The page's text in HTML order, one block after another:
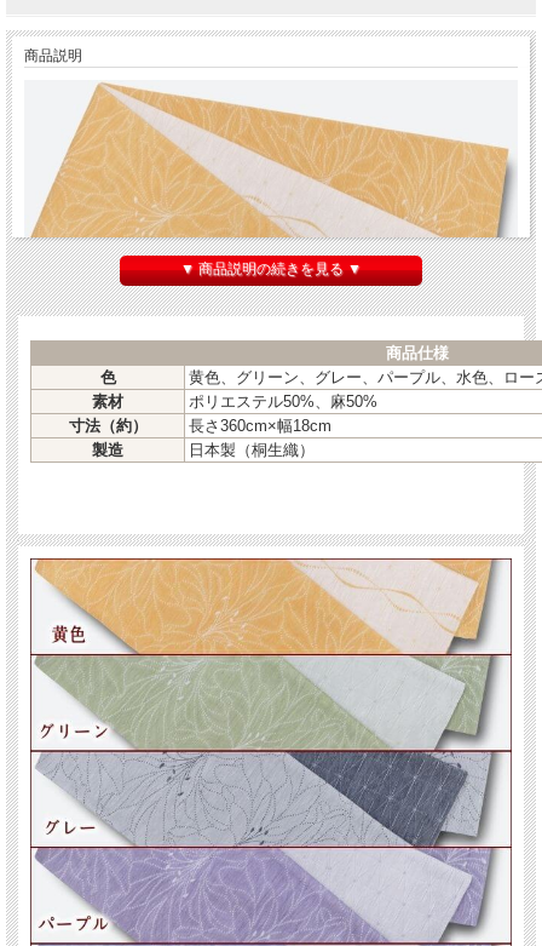
商品説明
織物の名産地・群馬県桐生で織り上げた浴衣帯です。
すぐに使える仕立て上がり品。素材はポリエステル50%・麻50%なので、ご自宅で
のお手入れも簡単。
色は、黄色・グリーン・グレー・パープル・水色・ローズの６パターンご用意いた
しました。
表と裏の両方使えるリバーシブル帯なので、浴衣に合わせてコーディネートの幅が
広がります。
結び方によって表情が変わり、カジュアルな着こなしにオススメです。
古くから、帯のような長いものは厄除けの贈り物とする風習もあります。
ご自身でお使いいただくことだけでなく、大切な方への贈り物としても帯は最適で
す。
～桐生は日本の機どころ～
▼ 商品説明の続きを見る ▼
商品仕様
色
黄色、グリーン、グレー、パープル、水色、ロー
素材
ポリエステル50%、麻50%
寸法（約）
長さ360cm×幅18cm
製造
日本製（桐生織）